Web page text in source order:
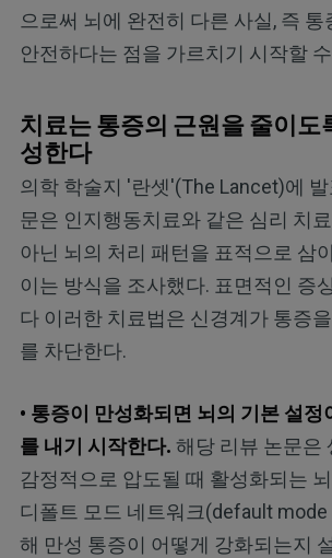
으로써 뇌에 완전히 다른 사실, 즉
안전하다는 점을 가르치기 시작할
치료는 통증의 근원을 줄이도
성한다
의학 학술지 '란셋'(The Lancet)에
문은 인지행동치료와 같은 심리 치
아닌 뇌의 처리 패턴을 표적으로 삼
이는 방식을 조사했다. 표면적인 증
다 이러한 치료법은 신경계가 통증
를 차단한다.
• 통증이 만성화되면 뇌의 기본 설
를 내기 시작한다. 해당 리뷰 논문은
감정적으로 압도될 때 활성화되는
디폴트 모드 네트워크(default
해 만성 통증이 어떻게 강화되는지